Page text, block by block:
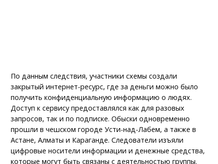
По данным следствия, участники схемы создали
закрытый интернет-ресурс, где за деньги можно было
получить конфиденциальную информацию о людях.
Доступ к сервису предоставлялся как для разовых
запросов, так и по подписке. Обыски одновременно
прошли в чешском городе Усти-над-Лабем, а также в
Астане, Алматы и Караганде. Следователи изъяли
цифровые носители информации и денежные средства,
которые могут быть связаны с деятельностью группы.